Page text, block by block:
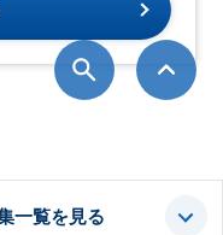
一覧を見る